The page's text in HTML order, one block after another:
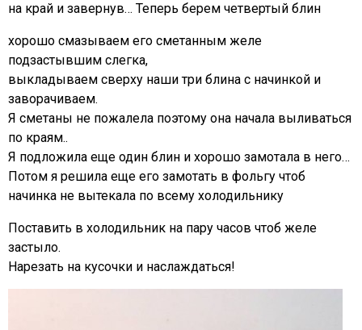
на край и завернув… Теперь берем четвертый блин
хорошо смазываем его сметанным желе
подзастывшим слегка,
выкладываем сверху наши три блина с начинкой и
заворачиваем.
Я сметаны не пожалела поэтому она начала выливаться
по краям..
Я подложила еще один блин и хорошо замотала в него…
Потом я решила еще его замотать в фольгу чтоб
начинка не вытекала по всему холодильнику
Поставить в холодильник на пару часов чтоб желе
застыло.
Нарезать на кусочки и наслаждаться!